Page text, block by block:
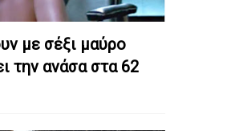
με σέξι μαύρο
την ανάσα στα 62